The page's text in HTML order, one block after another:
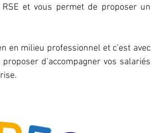
et vous permet de proposer un
en milieu professionnel et c’est avec
d’accompagner vos salariés